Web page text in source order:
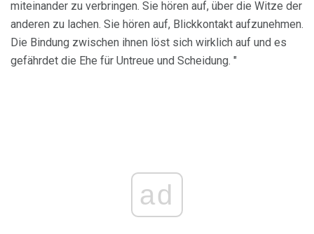
miteinander zu verbringen. Sie hören auf, über die Witze der
anderen zu lachen. Sie hören auf, Blickkontakt aufzunehmen.
Die Bindung zwischen ihnen löst sich wirklich auf und es
gefährdet die Ehe für Untreue und Scheidung. "
ad